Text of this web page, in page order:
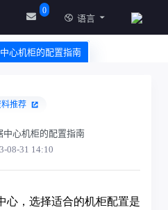
0
语言
心机柜的配置指南
推荐
中心机柜的配置指南
08-31 14:10